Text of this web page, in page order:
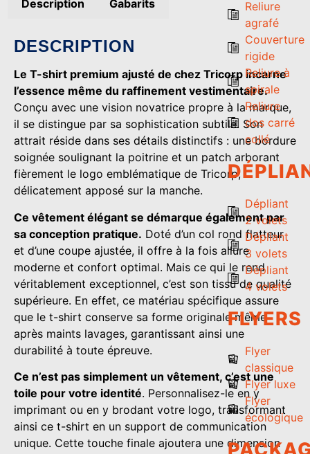
Reliure
agrafé
Couverture
rigide
Reliure à
spirale
Reliure
dos carré
collé
Dépliant
2 volets
Dépliant
3 volets
Dépliant
4 volets
FLYERS
Flyer
classique
Flyer luxe
Flyer
écologique
Description Gabarits
DESCRIPTION
Le T-shirt premium ajusté de chez Tricorp incarne
l’essence même du raffinement vestimentaire.
Conçu avec une vision novatrice propre à la marque,
il se distingue par sa sophistication subtile. Son
attrait réside dans ses détails distinctifs : une bordure
soignée soulignant la poitrine et un patch arborant
fièrement le logo emblématique de Tricorp,
délicatement apposé sur la manche.
Ce vêtement élégant se démarque également par
sa conception pratique. Doté d’un col rond flatteur
et d’une coupe ajustée, il offre à la fois allure
moderne et confort optimal. Mais ce qui le rend
véritablement exceptionnel, c’est son tissu de qualité
supérieure. En effet, ce matériau spécifique assure
que le t-shirt conserve sa forme originale même
après maints lavages, garantissant ainsi une
durabilité à toute épreuve.
Ce n’est pas simplement un vêtement, c’est une
toile pour votre identité. Personnalisez-le en y
imprimant ou en y brodant votre logo, transformant
ainsi ce t-shirt en un support de communication
unique. Cette touche finale ajoutera une dimension